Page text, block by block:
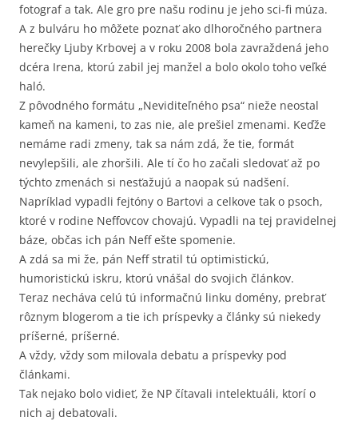
fotograf a tak. Ale gro pre našu rodinu je jeho sci-fi múza.
A z bulváru ho môžete poznať ako dlhoročného partnera
herečky Ljuby Krbovej a v roku 2008 bola zavraždená jeho
dcéra Irena, ktorú zabil jej manžel a bolo okolo toho veľké
haló.
Z pôvodného formátu „Neviditeľného psa“ nieže neostal
kameň na kameni, to zas nie, ale prešiel zmenami. Keďže
nemáme radi zmeny, tak sa nám zdá, že tie, formát
nevylepšili, ale zhoršili. Ale tí čo ho začali sledovať až po
týchto zmenách si nesťažujú a naopak sú nadšení.
Napríklad vypadli fejtóny o Bartovi a celkove tak o psoch,
ktoré v rodine Neffovcov chovajú. Vypadli na tej pravidelnej
báze, občas ich pán Neff ešte spomenie.
A zdá sa mi že, pán Neff stratil tú optimistickú,
humoristickú iskru, ktorú vnášal do svojich článkov.
Teraz necháva celú tú informačnú linku domény, prebrať
rôznym blogerom a tie ich príspevky a články sú niekedy
príšerné, príšerné.
A vždy, vždy som milovala debatu a príspevky pod
článkami.
Tak nejako bolo vidieť, že NP čítavali intelektuáli, ktorí o
nich aj debatovali.